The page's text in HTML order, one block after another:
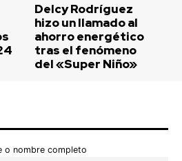
Delcy Rodríguez
hizo un llamado al
ahorro energético
tras el fenómeno
del «Super Niño»
o nombre completo